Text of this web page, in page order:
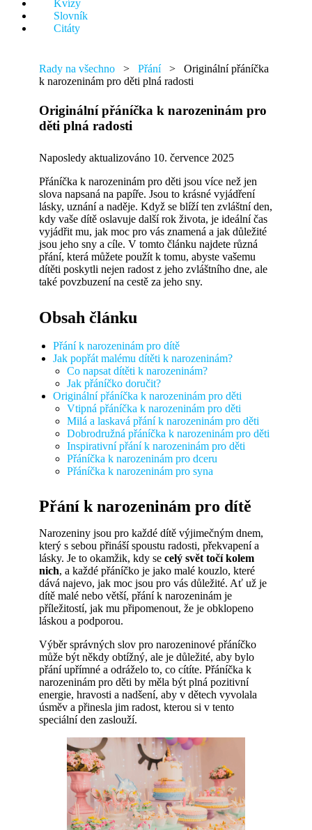
Kvízy
Slovník
Citáty
Rady na všechno > Přání> Originální přáníčka
k narozeninám pro děti plná radosti
Originální přáníčka k narozeninám pro
děti plná radosti
Naposledy aktualizováno 10. července 2025
Přáníčka k narozeninám pro děti jsou více než jen
slova napsaná na papíře. Jsou to krásné vyjádření
lásky, uznání a naděje. Když se blíží ten zvláštní den,
kdy vaše dítě oslavuje další rok života, je ideální čas
vyjádřit mu, jak moc pro vás znamená a jak důležité
jsou jeho sny a cíle. V tomto článku najdete různá
přání, která můžete použít k tomu, abyste vašemu
dítěti poskytli nejen radost z jeho zvláštního dne, ale
také povzbuzení na cestě za jeho sny.
Obsah článku
Přání k narozeninám pro dítě
Jak popřát malému dítěti k narozeninám?
Co napsat dítěti k narozeninám?
Jak přáníčko doručit?
Originální přáníčka k narozeninám pro děti
Vtipná přáníčka k narozeninám pro děti
Milá a laskavá přání k narozeninám pro děti
Dobrodružná přáníčka k narozeninám pro děti
Inspirativní přání k narozeninám pro děti
Přáníčka k narozeninám pro dceru
Přáníčka k narozeninám pro syna
Přání k narozeninám pro dítě
Narozeniny jsou pro každé dítě výjimečným dnem,
který s sebou přináší spoustu radosti, překvapení a
lásky. Je to okamžik, kdy se celý svět točí kolem
nich, a každé přáníčko je jako malé kouzlo, které
dává najevo, jak moc jsou pro vás důležité. Ať už je
dítě malé nebo větší, přání k narozeninám je
příležitostí, jak mu připomenout, že je obklopeno
láskou a podporou.
Výběr správných slov pro narozeninové přáníčko
může být někdy obtížný, ale je důležité, aby bylo
přání upřímné a odráželo to, co cítíte. Přáníčka k
narozeninám pro děti by měla být plná pozitivní
energie, hravosti a nadšení, aby v dětech vyvolala
úsměv a přinesla jim radost, kterou si v tento
speciální den zaslouží.